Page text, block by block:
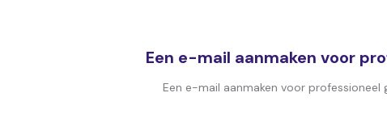
Een e-mail aanmaken voor
Een e-mail aanmaken voor